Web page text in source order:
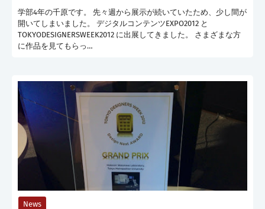
学部4年の千原です。 先々週から展示が続いていたため、少し間が
開いてしまいました。 デジタルコンテンツEXPO2012 と
TOKYODESIGNERSWEEK2012 に出展してきました。 さまざまな方
に作品を見てもらっ…
News